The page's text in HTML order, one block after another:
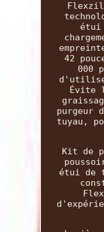
étui
42
000
Évite
purgeur
tuyau,
Kit de
étui de